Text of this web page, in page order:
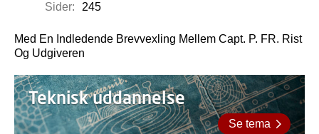
Sider:
245
Med En Indledende Brevvexling Mellem Capt. P. FR. Rist
Og Udgiveren
Teknisk uddannelse
Se tema